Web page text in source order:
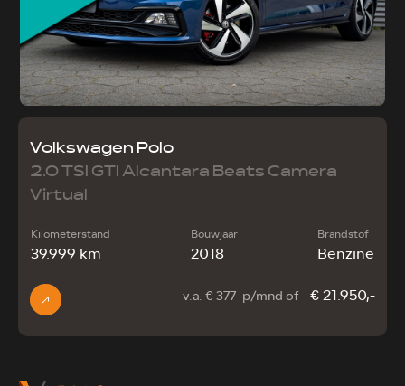
Volkswagen Polo
2.0 TSI GTI Alcantara Beats Camera
Virtual
Kilometerstand
39.999 km
Bouwjaar
2018
Brandstof
Benzine
v.a. € 377- p/mnd of € 21.950,-